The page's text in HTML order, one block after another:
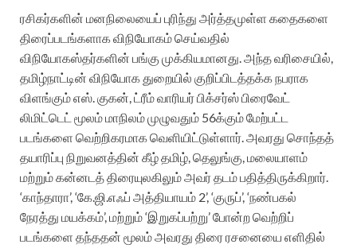
ரசிகர்களின் மனநிலையைப் புரிந்து அர்த்தமுள்ள கதைகளை
திரைப்படங்களாக விநியோகம் செய்வதில்
விநியோகஸ்தர்களின் பங்கு முக்கியமானது. அந்த வரிசையில்,
தமிழ்நாட்டின் விநியோக துறையில் குறிப்பிடத்தக்க நபராக
விளங்கும் எஸ். குகன், ட்ரீம் வாரியர் பிக்சர்ஸ் பிரைவேட்
லிமிட்டெட் மூலம் மாநிலம் முழுவதும் 56க்கும் மேற்பட்ட
படங்களை வெற்றிகரமாக வெளியிட்டுள்ளார். அவரது சொந்தத்
தயாரிப்பு நிறுவனத்தின் கீழ் தமிழ், தெலுங்கு, மலையாளம்
மற்றும் கன்னடத் திரையுலகிலும் அவர் தடம் பதித்திருக்கிறார்.
‘காந்தாரா’, ‘கே.ஜி.எஃப் அத்தியாயம் 2’, ‘குருப்’, ‘நண்பகல்
நேரத்து மயக்கம்’, மற்றும் ‘இறுகப்பற்று’ போன்ற வெற்றிப்
படங்களை தந்ததன் மூலம் அவரது திரை ரசனையை எளிதில்